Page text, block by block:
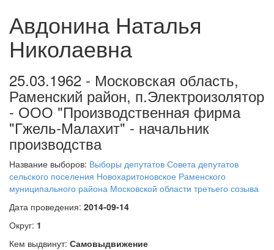
Авдонина Наталья
Николаевна
25.03.1962 - Московская область,
Раменский район, п.Электроизолятор
- ООО "Производственная фирма
"Гжель-Малахит" - начальник
производства
Название выборов: Выборы депутатов Совета депутатов
сельского поселения Новохаритоновское Раменского
муниципального района Московской области третьего созыва
Дата проведения: 2014-09-14
Округ: 1
Кем выдвинут: Самовыдвижение